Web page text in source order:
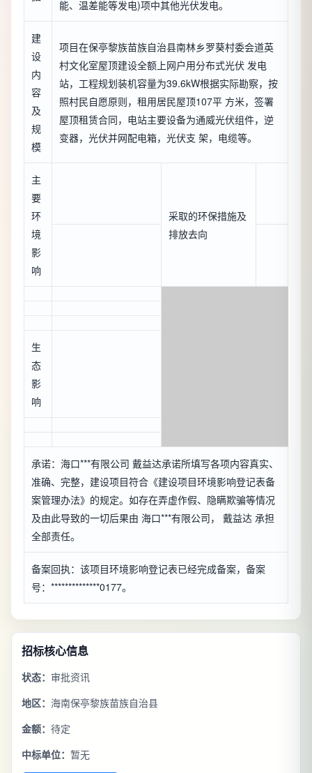
能、温差能等发电)项中其他光伏发电。
建
设
内
容
及
规
模
项目在保亭黎族苗族自治县南林乡罗葵村委会道英
村文化室屋顶建设全额上网户用分布式光伏 发电
站，工程规划装机容量为39.6kW根据实际勘察，按
照村民自愿原则，租用居民屋顶107平 方米，签署
屋顶租赁合同，电站主要设备为通威光伏组件，逆
变器，光伏并网配电箱，光伏支 架，电缆等。
主
要
环
境
影
响
采取的环保措施及
排放去向
生
态
影
响
承诺：海口***有限公司 戴益达承诺所填写各项内容真实、
准确、完整，建设项目符合《建设项目环境影响登记表备
案管理办法》的规定。如存在弄虚作假、隐瞒欺骗等情况
及由此导致的一切后果由 海口***有限公司， 戴益达 承担
全部责任。
备案回执：该项目环境影响登记表已经完成备案，备案
号：**************0177。
招标核心信息
状态： 审批资讯
地区： 海南保亭黎族苗族自治县
金额： 待定
中标单位： 暂无